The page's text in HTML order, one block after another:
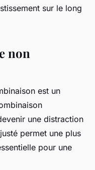
sur le long
non
est un
une distraction
permet une plus
pour une